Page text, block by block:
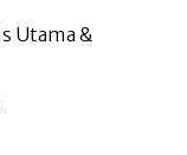
Utama &